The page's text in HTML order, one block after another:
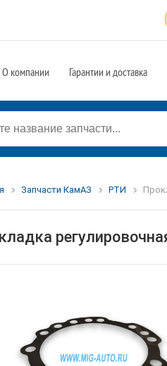
О компании Гарантии и доставка
Запчасти КамАЗ РТИ